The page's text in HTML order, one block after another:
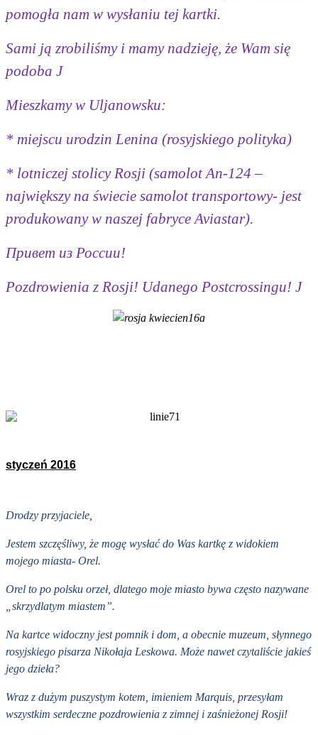
pomogła nam w wysłaniu tej kartki.
Sami ją zrobiliśmy i mamy nadzieję, że Wam się
podoba J
Mieszkamy w Uljanowsku:
* miejscu urodzin Lenina (rosyjskiego polityka)
* lotniczej stolicy Rosji (samolot An-124 –
największy na świecie samolot transportowy- jest
produkowany w naszej fabryce Aviastar).
Привет из России!
Pozdrowienia z Rosji! Udanego Postcrossingu! J
styczeń 2016
Drodzy przyjaciele,
Jestem szczęśliwy, że mogę wysłać do Was kartkę z widokiem
mojego miasta- Orel.
Orel to po polsku orzeł, dlatego moje miasto bywa często nazywane
„skrzydlatym miastem”.
Na kartce widoczny jest pomnik i dom, a obecnie muzeum, słynnego
rosyjskiego pisarza Nikołaja Leskowa. Może nawet czytaliście jakieś
jego dzieła?
Wraz z dużym puszystym kotem, imieniem Marquis, przesyłam
wszystkim serdeczne pozdrowienia z zimnej i zaśnieżonej Rosji!